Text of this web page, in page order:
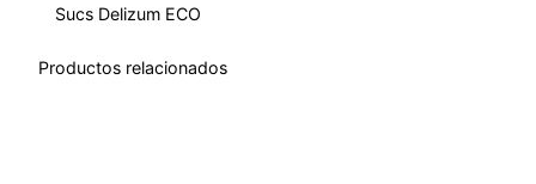
c
Sucs Delizum ECO
Productos relacionados